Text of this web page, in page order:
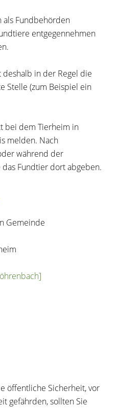
als Fundbehörden
entgegennehmen
in der Regel die
Stelle (zum Beispiel ein
bei dem Tierheim in
melden. Nach
während der
Fundtier dort abgeben.
Gemeinde
öffentliche Sicherheit, vor
gefährden, sollten Sie